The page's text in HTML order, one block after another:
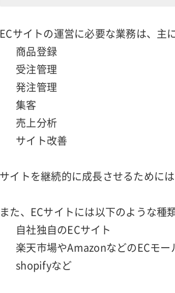
・ECサイト運営の概要
ECサイトの運営に必要な業務は、主
商品登録
受注管理
発注管理
売上分析
サイトを継続的に成長させるために
また、ECサイトには以下のような種